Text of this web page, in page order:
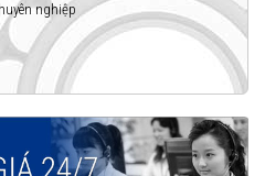
nghiệp